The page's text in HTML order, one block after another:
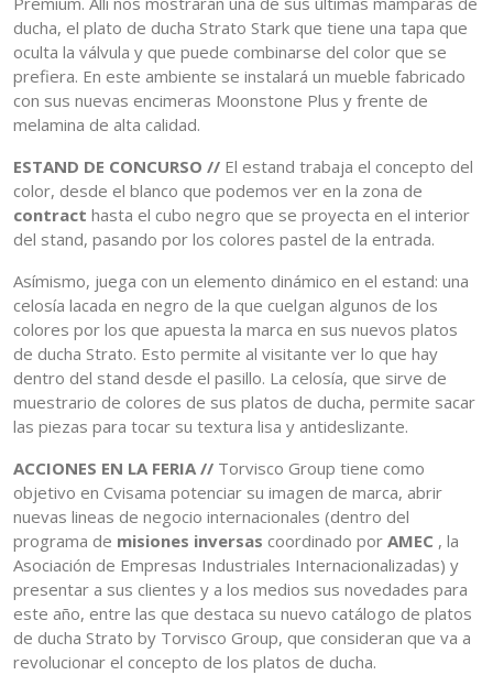
ducha, el plato de ducha Strato Stark que tiene una tapa que
oculta la válvula y que puede combinarse del color que se
prefiera. En este ambiente se instalará un mueble fabricado
con sus nuevas encimeras Moonstone Plus y frente de
melamina de alta calidad.
ESTAND DE CONCURSO // El estand trabaja el concepto del
color, desde el blanco que podemos ver en la zona de
contract hasta el cubo negro que se proyecta en el interior
del stand, pasando por los colores pastel de la entrada.
Asímismo, juega con un elemento dinámico en el estand: una
celosía lacada en negro de la que cuelgan algunos de los
colores por los que apuesta la marca en sus nuevos platos
de ducha Strato. Esto permite al visitante ver lo que hay
dentro del stand desde el pasillo. La celosía, que sirve de
muestrario de colores de sus platos de ducha, permite sacar
las piezas para tocar su textura lisa y antideslizante.
ACCIONES EN LA FERIA // Torvisco Group tiene como
objetivo en Cvisama potenciar su imagen de marca, abrir
nuevas lineas de negocio internacionales (dentro del
programa de misiones inversas coordinado por AMEC , la
Asociación de Empresas Industriales Internacionalizadas) y
presentar a sus clientes y a los medios sus novedades para
este año, entre las que destaca su nuevo catálogo de platos
de ducha Strato by Torvisco Group, que consideran que va a
revolucionar el concepto de los platos de ducha.